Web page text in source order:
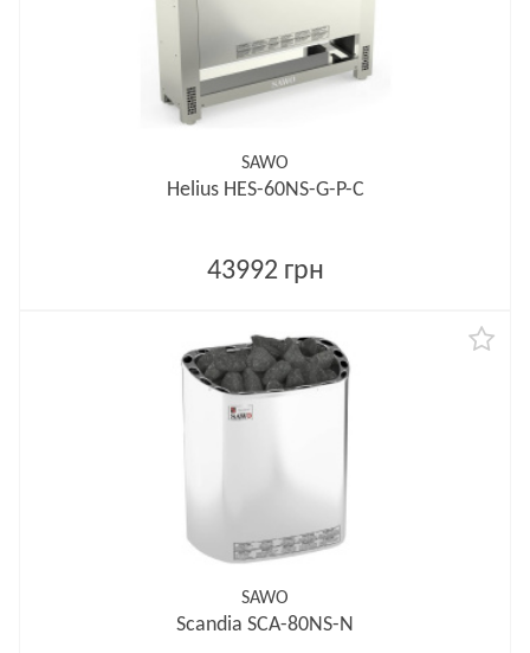
SAWO
Helius HES-60NS-G-P-C
43992 грн
SAWO
Scandia SCA-80NS-N